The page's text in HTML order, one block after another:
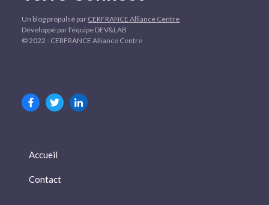
Un blog propulsé par CERFRANCE Alliance Centre
Développé par l'équipe DEV&LAB
© 2022 - CERFRANCE Alliance Centre
Accueil
Contact